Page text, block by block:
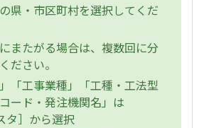
県・市区町村を選択してくだ
またがる場合は、複数回に分
ださい。
「工事業種」「工種・工法型
ード・発注機関名」は
タ］から選択